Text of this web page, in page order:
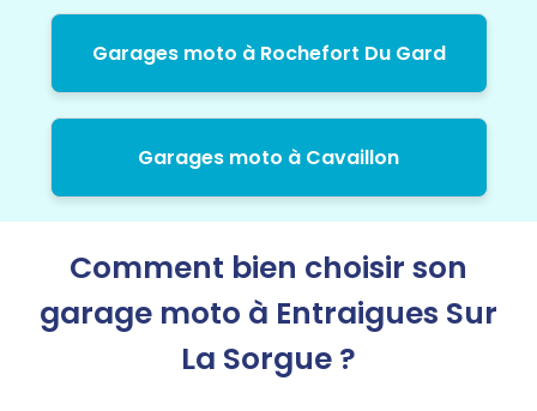
Garages moto à Rochefort Du Gard
Garages moto à Cavaillon
Comment bien choisir son
garage moto à Entraigues Sur
La Sorgue ?